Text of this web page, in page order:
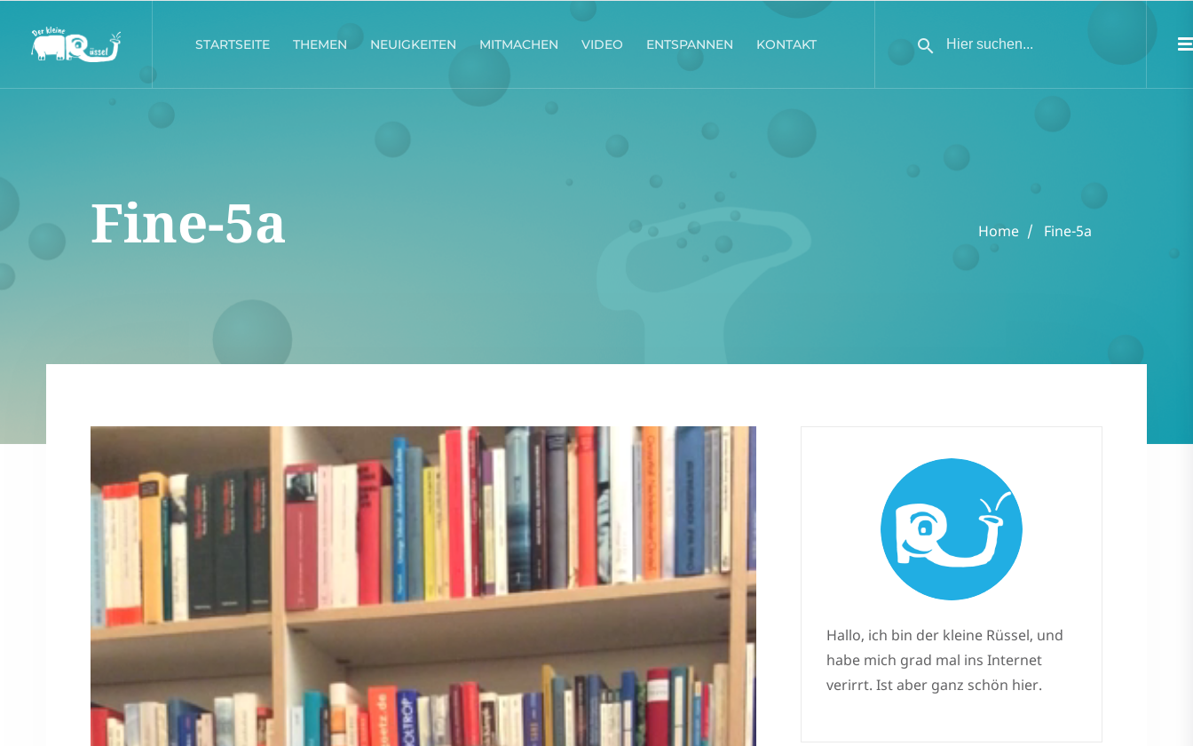
STARTSEITE THEMEN NEUIGKEITEN MITMACHEN VIDEO ENTSPANNEN KONTAKT
Fine-5a Home Fine-5a
Hallo, ich bin der kleine Rüssel, und
habe mich grad mal ins Internet
verirrt. Ist aber ganz schön hier.